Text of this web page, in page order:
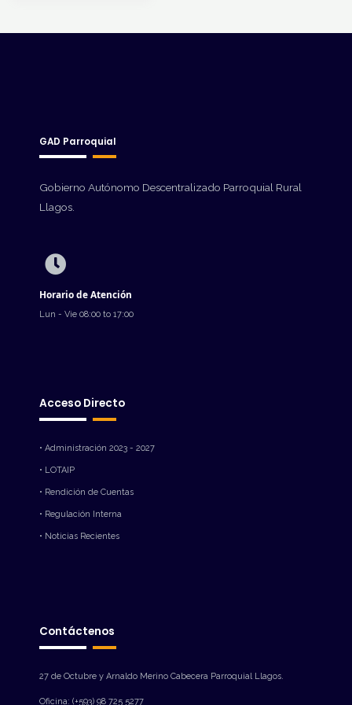
GAD Parroquial
Gobierno Autónomo Descentralizado Parroquial Rural
Llagos.
Horario de Atención
Lun - Vie 08:00 to 17:00
Acceso Directo
• Administración 2023 - 2027
• LOTAIP
• Rendición de Cuentas
• Regulación Interna
• Noticias Recientes
Contáctenos
27 de Octubre y Arnaldo Merino Cabecera Parroquial Llagos.
Oficina: (+593) 98 725 5277